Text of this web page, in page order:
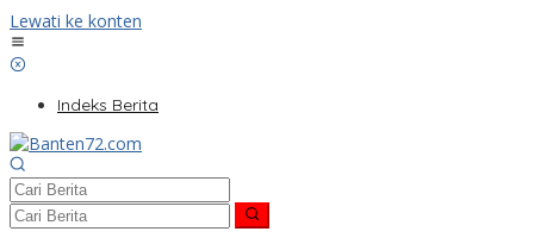
Lewati ke konten
Indeks Berita